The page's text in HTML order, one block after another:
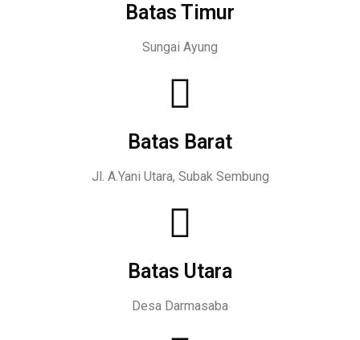
Batas Timur
Sungai Ayung
Batas Barat
Jl. A.Yani Utara, Subak Sembung
Batas Utara
Desa Darmasaba